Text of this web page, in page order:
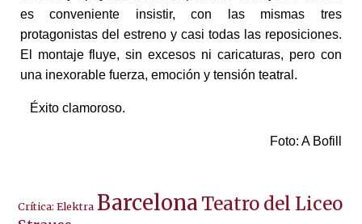
es conveniente insistir, con las mismas tres
protagonistas del estreno y casi todas las reposiciones.
El montaje fluye, sin excesos ni caricaturas, pero con
una inexorable fuerza, emoción y tensión teatral.
Éxito clamoroso.
Foto: A Bofill
Crítica: Elektra Barcelona Teatro del Liceo